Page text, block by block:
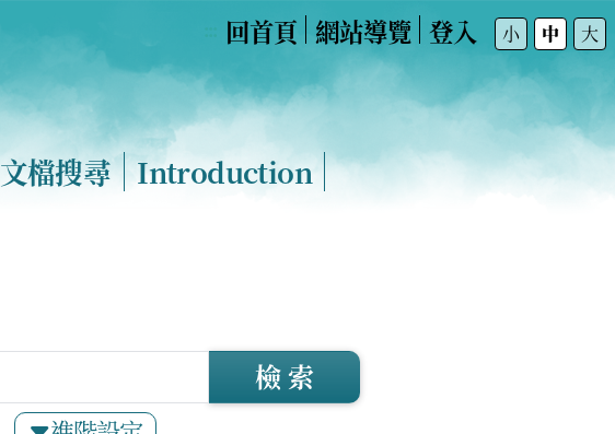
回首頁 網站導覽 登入 小 中 大
文檔搜尋 Introduction
檢 索